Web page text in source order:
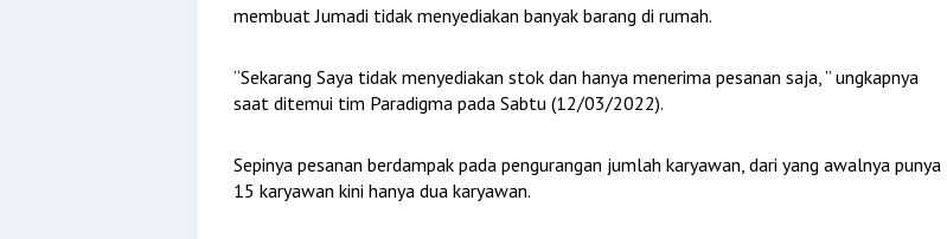
membuat Jumadi tidak menyediakan banyak barang di rumah.
“Sekarang Saya tidak menyediakan stok dan hanya menerima pesanan saja, ” ungkapnya
saat ditemui tim Paradigma pada Sabtu (12/03/2022).
Sepinya pesanan berdampak pada pengurangan jumlah karyawan, dari yang awalnya punya
15 karyawan kini hanya dua karyawan.